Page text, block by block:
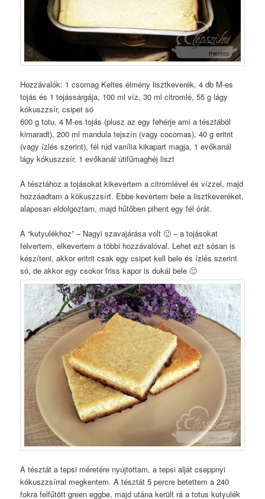
Hozzávalók: 1 csomag Keltes élmény lisztkeverék, 4 db M-es
tojás és 1 tojássárgája, 100 ml víz, 30 ml citromlé, 55 g lágy
kókuszzsír, csipet só
600 g totu, 4 M-es tojás (plusz az egy fehérje ami a tésztából
kimaradt), 200 ml mandula tejszín (vagy cocomas), 40 g eritrit
(vagy ízlés szerint), fél rúd vanília kikapart magja, 1 evőkanál
lágy kókuszzsír, 1 evőkanál útifűmaghéj liszt
A tésztához a tojásokat kikevertem a citromlével és vízzel, majd
hozzáadtam a kókuszzsírt. Ebbe kevertem bele a lisztkeveréket,
alaposan eldolgoztam, majd hűtőben pihent egy fél órát.
A “kutyulékhoz” – Nagyi szavajárása volt 🙂 – a tojásokat
felvertem, elkevertem a többi hozzávalóval. Lehet ezt sósan is
készíteni, akkor eritrit csak egy csipet kell bele és ízlés szerint
só, de akkor egy csokor friss kapor is dukál bele 🙂
A tésztát a tepsi méretére nyújtottam, a tepsi alját cseppnyi
kókuszzsírral megkentem. A tésztát 5 percre betettem a 240
fokra felfűtött green eggbe, majd utána került rá a totus kutyulék